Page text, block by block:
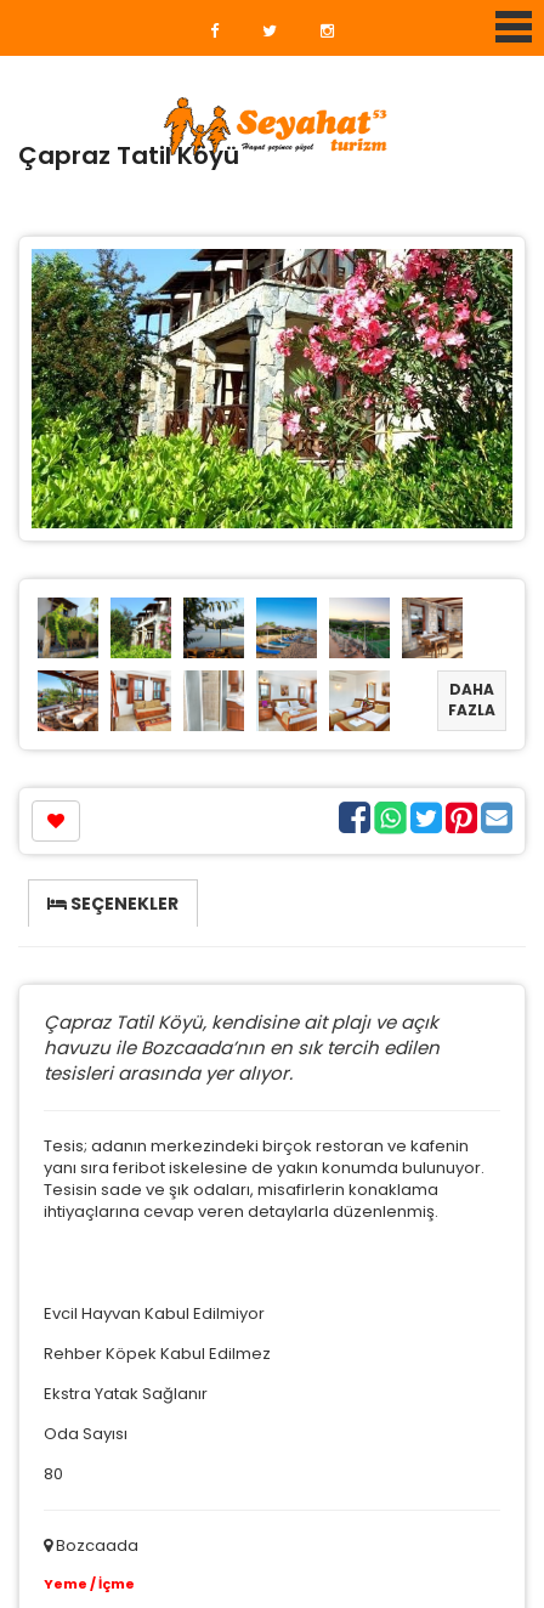
Çapraz Tatil Köyü
DAHA
FAZLA
SEÇENEKLER
Çapraz Tatil Köyü, kendisine ait plajı ve açık
havuzu ile Bozcaada’nın en sık tercih edilen
tesisleri arasında yer alıyor.
Tesis; adanın merkezindeki birçok restoran ve kafenin
yanı sıra feribot iskelesine de yakın konumda bulunuyor.
Tesisin sade ve şık odaları, misafirlerin konaklama
ihtiyaçlarına cevap veren detaylarla düzenlenmiş.
Evcil Hayvan Kabul Edilmiyor
Rehber Köpek Kabul Edilmez
Ekstra Yatak Sağlanır
Oda Sayısı
80
Bozcaada
Yeme / İçme